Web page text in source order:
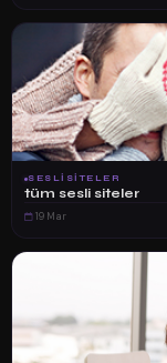
SESLISITELER
tüm sesli siteler
19 Mar